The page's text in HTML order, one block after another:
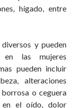
hígado
entre
y pueden
en las mujeres
pueden incluir
alteraciones
o ceguera
en el oído, dolor